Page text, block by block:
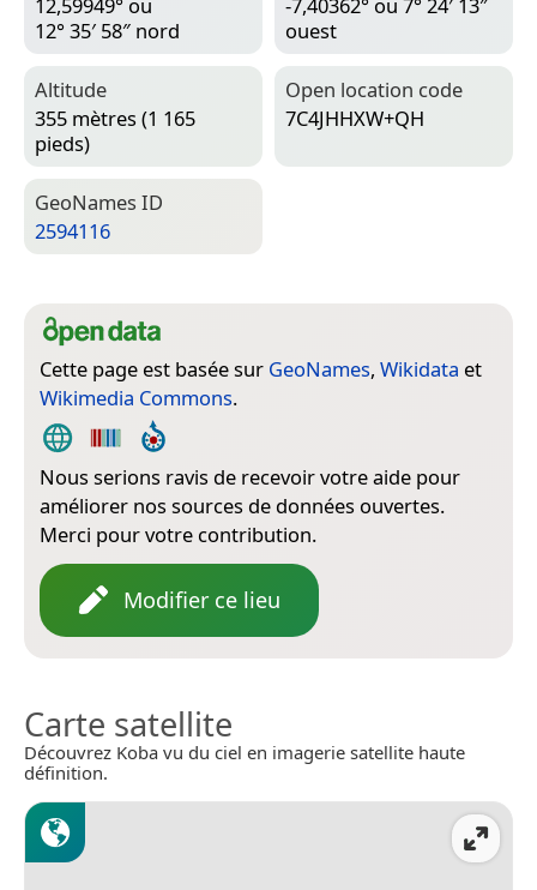
12,59949° ou
12° 35′ 58″ nord
-7,40362° ou 7° 24′ 13″
ouest
Altitude
355 mètres (1 165
pieds)
Open location code
7C4JHHXW+QH
Geo­Names ID
2594116
Cette page est basée sur GeoNames, Wikidata et
Wikimedia Commons.
Nous serions ravis de recevoir votre aide pour
améliorer nos sources de données ouvertes.
Merci pour votre contribution.
Modifier ce lieu
Carte satellite
Découvrez Koba vu du ciel en imagerie satellite haute
définition.